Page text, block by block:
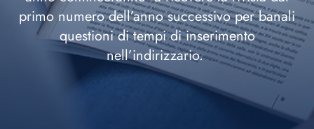
primo numero dell’anno successivo per banali
questioni di tempi di inserimento
nell’indirizzario.